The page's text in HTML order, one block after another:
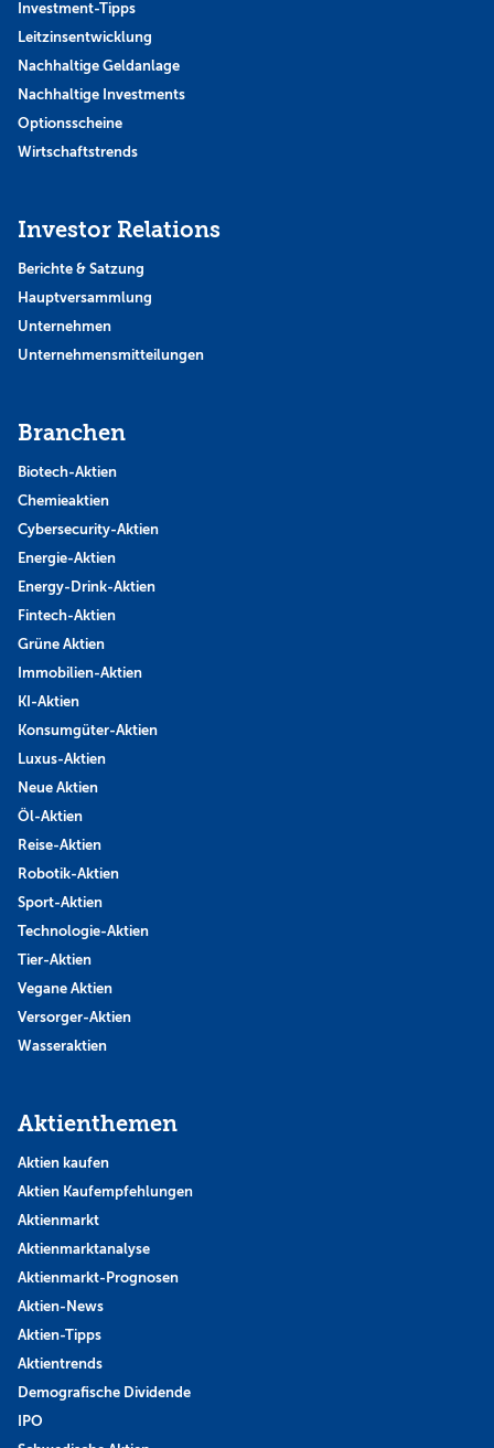
Investment-Tipps
Leitzinsentwicklung
Nachhaltige Geldanlage
Nachhaltige Investments
Optionsscheine
Wirtschaftstrends
Investor Relations
Berichte & Satzung
Hauptversammlung
Unternehmen
Unternehmensmitteilungen
Branchen
Biotech-Aktien
Chemieaktien
Cybersecurity-Aktien
Energie-Aktien
Energy-Drink-Aktien
Fintech-Aktien
Grüne Aktien
Immobilien-Aktien
KI-Aktien
Konsumgüter-Aktien
Luxus-Aktien
Neue Aktien
Öl-Aktien
Reise-Aktien
Robotik-Aktien
Sport-Aktien
Technologie-Aktien
Tier-Aktien
Vegane Aktien
Versorger-Aktien
Wasseraktien
Aktienthemen
Aktien kaufen
Aktien Kaufempfehlungen
Aktienmarkt
Aktienmarktanalyse
Aktienmarkt-Prognosen
Aktien-News
Aktien-Tipps
Aktientrends
Demografische Dividende
IPO